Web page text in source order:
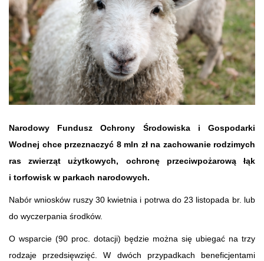
Narodowy Fundusz Ochrony Środowiska i Gospodarki
Wodnej chce przeznaczyć 8 mln zł na zachowanie rodzimych
ras zwierząt użytkowych, ochronę przeciwpożarową łąk
i torfowisk w parkach narodowych.
Nabór wniosków ruszy 30 kwietnia i potrwa do 23 listopada br. lub
do wyczerpania środków.
O wsparcie (90 proc. dotacji) będzie można się ubiegać na trzy
rodzaje przedsięwzięć. W dwóch przypadkach beneficjentami